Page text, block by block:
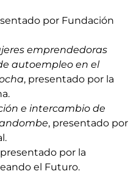
por Fundación
emprendedoras
autoempleo en el
, presentado por la
e intercambio de
, presentado por
presentado por la
el Futuro.